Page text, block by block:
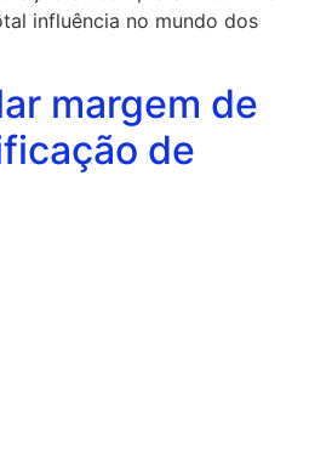
influência no mundo dos
margem de
de